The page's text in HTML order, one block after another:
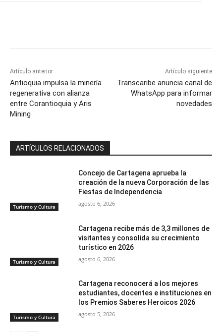
Artículo anterior
Antioquia impulsa la minería
regenerativa con alianza
entre Corantioquia y Aris
Mining
Artículo siguiente
Transcaribe anuncia canal de
WhatsApp para informar
novedades
ARTÍCULOS RELACIONADOS
Turismo y Cultura
Concejo de Cartagena aprueba la
creación de la nueva Corporación de las
Fiestas de Independencia
agosto 6, 2026
Turismo y Cultura
Cartagena recibe más de 3,3 millones de
visitantes y consolida su crecimiento
turístico en 2026
agosto 6, 2026
Turismo y Cultura
Cartagena reconocerá a los mejores
estudiantes, docentes e instituciones en
los Premios Saberes Heroicos 2026
agosto 5, 2026